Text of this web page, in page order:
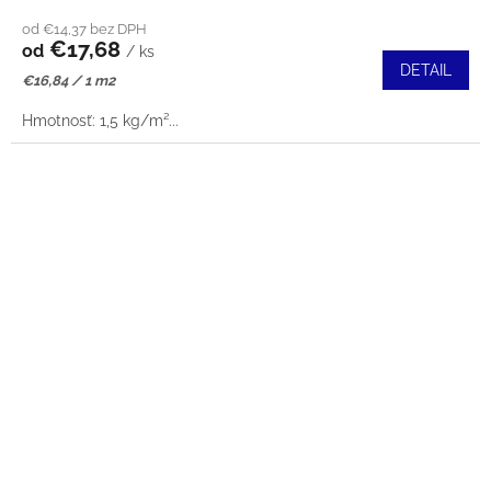
od €14,37 bez DPH
od €17,68 / ks
Jednotková
€16,84 / 1 m2
DETAIL
Hmotnosť: 1,5 kg/m²...